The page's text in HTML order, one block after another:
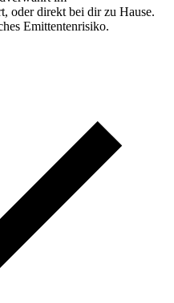
oder direkt bei dir zu Hause.
Emittentenrisiko.